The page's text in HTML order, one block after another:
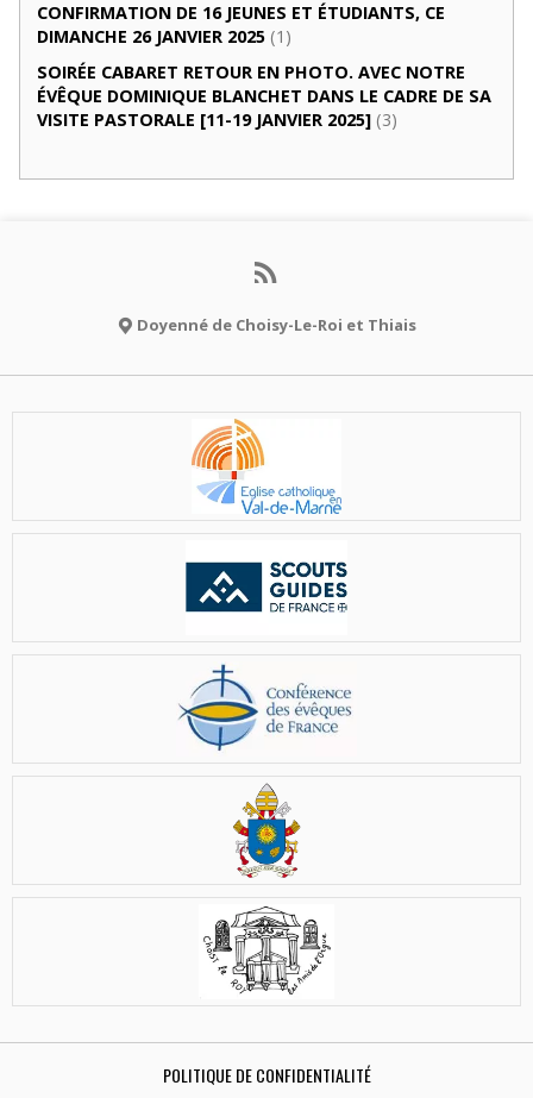
CONFIRMATION DE 16 JEUNES ET ÉTUDIANTS, CE
DIMANCHE 26 JANVIER 2025 (1)
SOIRÉE CABARET RETOUR EN PHOTO. AVEC NOTRE
ÉVÊQUE DOMINIQUE BLANCHET DANS LE CADRE DE SA
VISITE PASTORALE [11-19 JANVIER 2025] (3)
Doyenné de Choisy-Le-Roi et Thiais
POLITIQUE DE CONFIDENTIALITÉ